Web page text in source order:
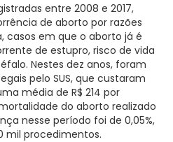
entre 2008 e 2017,
de aborto por razões
casos em que o aborto já é
de estupro, risco de vida
Nestes dez anos, foram
pelo SUS, que custaram
média de R$ 214 por
do aborto realizado
nesse período foi de 0,05%,
mil procedimentos.